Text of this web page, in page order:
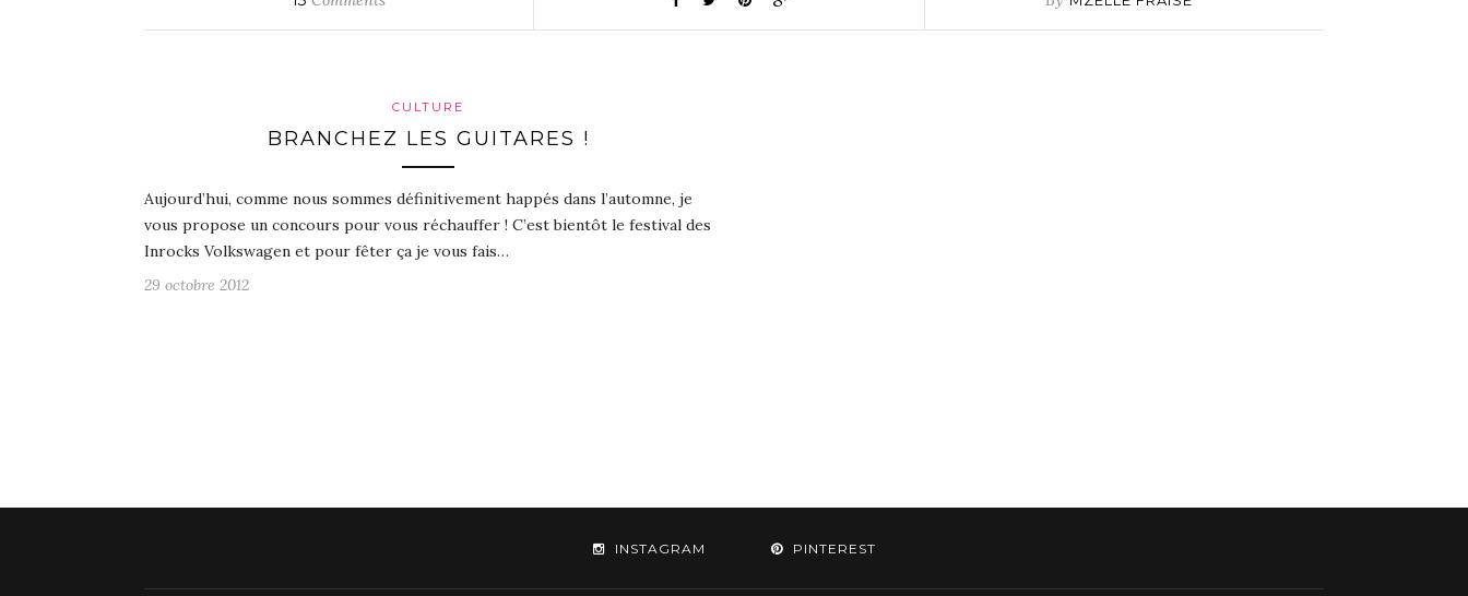
CULTURE
BRANCHEZ LES GUITARES !
Aujourd’hui, comme nous sommes définitivement happés dans l’automne, je
vous propose un concours pour vous réchauffer ! C’est bientôt le festival des
Inrocks Volkswagen et pour fêter ça je vous fais…
29 octobre 2012
INSTAGRAM PINTEREST